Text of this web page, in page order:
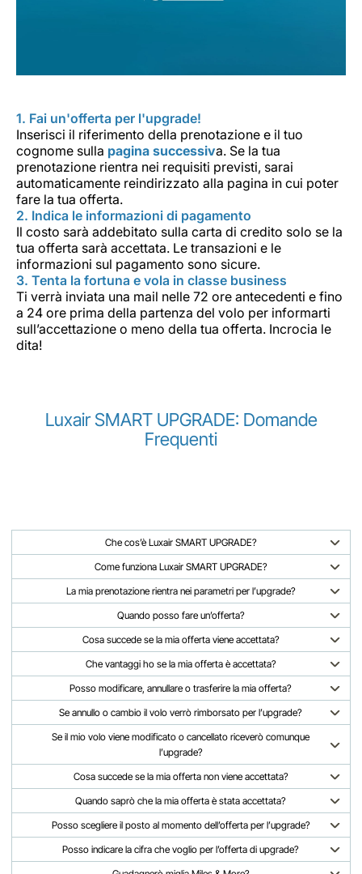
1. Fai un'offerta per l'upgrade!
Inserisci il riferimento della prenotazione e il tuo
cognome sulla pagina successiva. Se la tua
prenotazione rientra nei requisiti previsti, sarai
automaticamente reindirizzato alla pagina in cui poter
fare la tua offerta.
2. Indica le informazioni di pagamento
Il costo sarà addebitato sulla carta di credito solo se la
tua offerta sarà accettata. Le transazioni e le
informazioni sul pagamento sono sicure.
3. Tenta la fortuna e vola in classe business
Ti verrà inviata una mail nelle 72 ore antecedenti e fino
a 24 ore prima della partenza del volo per informarti
sull’accettazione o meno della tua offerta. Incrocia le
dita!
Luxair SMART UPGRADE: Domande
Frequenti
Che cos’è Luxair SMART UPGRADE?
Come funziona Luxair SMART UPGRADE?
La mia prenotazione rientra nei parametri per l’upgrade?
Quando posso fare un’offerta?
Cosa succede se la mia offerta viene accettata?
Che vantaggi ho se la mia offerta è accettata?
Posso modificare, annullare o trasferire la mia offerta?
Se annullo o cambio il volo verrò rimborsato per l’upgrade?
Se il mio volo viene modificato o cancellato riceverò comunque
l’upgrade?
Cosa succede se la mia offerta non viene accettata?
Quando saprò che la mia offerta è stata accettata?
Posso scegliere il posto al momento dell’offerta per l’upgrade?
Posso indicare la cifra che voglio per l’offerta di upgrade?